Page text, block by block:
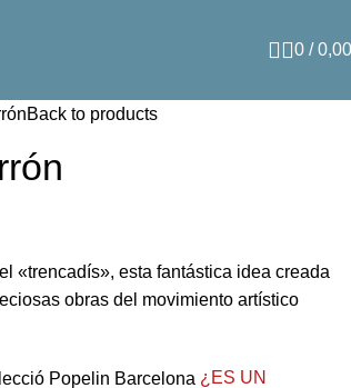
0 / 0,00
Back to products
«trencadís», esta fantástica idea creada
obras del movimiento artístico
¿ES UN